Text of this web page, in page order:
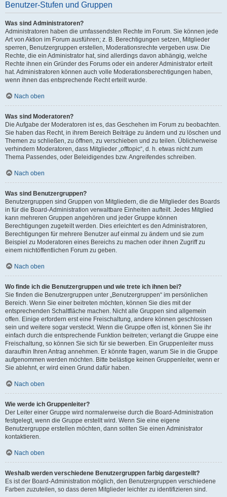
Benutzer-Stufen und Gruppen
Was sind Administratoren?
Administratoren haben die umfassendsten Rechte im Forum. Sie können jede
Art von Aktion im Forum ausführen; z. B. Berechtigungen setzen, Mitglieder
sperren, Benutzergruppen erstellen, Moderationsrechte vergeben usw. Die
Rechte, die ein Administrator hat, sind allerdings davon abhängig, welche
Rechte ihnen ein Gründer des Forums oder ein anderer Administrator erteilt
hat. Administratoren können auch volle Moderationsberechtigungen haben,
wenn ihnen das entsprechende Recht erteilt wurde.
Nach oben
Was sind Moderatoren?
Die Aufgabe der Moderatoren ist es, das Geschehen im Forum zu beobachten.
Sie haben das Recht, in ihrem Bereich Beiträge zu ändern und zu löschen und
Themen zu schließen, zu öffnen, zu verschieben und zu teilen. Üblicherweise
verhindern Moderatoren, dass Mitglieder „offtopic“, d. h. etwas nicht zum
Thema Passendes, oder Beleidigendes bzw. Angreifendes schreiben.
Nach oben
Was sind Benutzergruppen?
Benutzergruppen sind Gruppen von Mitgliedern, die die Mitglieder des Boards
in für die Board-Administration verwaltbare Einheiten aufteilt. Jedes Mitglied
kann mehreren Gruppen angehören und jeder Gruppe können
Berechtigungen zugeteilt werden. Dies erleichtert es den Administratoren,
Berechtigungen für mehrere Benutzer auf einmal zu ändern und sie zum
Beispiel zu Moderatoren eines Bereichs zu machen oder ihnen Zugriff zu
einem nichtöffentlichen Forum zu geben.
Nach oben
Wo finde ich die Benutzergruppen und wie trete ich ihnen bei?
Sie finden die Benutzergruppen unter „Benutzergruppen“ im persönlichen
Bereich. Wenn Sie einer beitreten möchten, können Sie dies mit der
entsprechenden Schaltfläche machen. Nicht alle Gruppen sind allgemein
offen. Einige erfordern erst eine Freischaltung, andere können geschlossen
sein und weitere sogar versteckt. Wenn die Gruppe offen ist, können Sie ihr
einfach durch die entsprechende Funktion beitreten; verlangt die Gruppe eine
Freischaltung, so können Sie sich für sie bewerben. Ein Gruppenleiter muss
daraufhin Ihren Antrag annehmen. Er könnte fragen, warum Sie in die Gruppe
aufgenommen werden möchten. Bitte belästige keinen Gruppenleiter, wenn er
Sie ablehnt, er wird einen Grund dafür haben.
Nach oben
Wie werde ich Gruppenleiter?
Der Leiter einer Gruppe wird normalerweise durch die Board-Administration
festgelegt, wenn die Gruppe erstellt wird. Wenn Sie eine eigene
Benutzergruppe erstellen möchten, dann sollten Sie einen Administrator
kontaktieren.
Nach oben
Weshalb werden verschiedene Benutzergruppen farbig dargestellt?
Es ist der Board-Administration möglich, den Benutzergruppen verschiedene
Farben zuzuteilen, so dass deren Mitglieder leichter zu identifizieren sind.